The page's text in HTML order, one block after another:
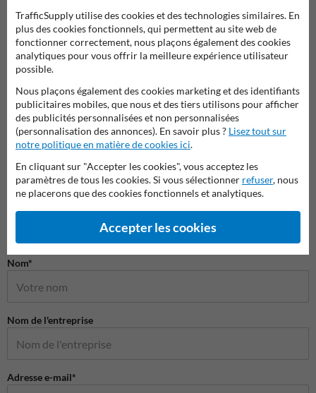
Panneaux combinés
Panneaux d'accès interdit et
propriété privée
Panneaux d'information pour propriétés privées
Poser votre question à Panneausignalisation.be
Nom*
Nom de l'entreprise
Adresse e-mail*
TrafficSupply utilise des cookies et des technologies similaires. En
plus des cookies fonctionnels, qui permettent au site web de
fonctionner correctement, nous plaçons également des cookies
analytiques pour vous offrir la meilleure expérience utilisateur
possible.
Nous plaçons également des cookies marketing et des identifiants
publicitaires mobiles, que nous et des tiers utilisons pour afficher
des publicités personnalisées et non personnalisées
(personnalisation des annonces). En savoir plus ? Lisez tout sur
notre politique en matière de cookies ici.
En cliquant sur "Accepter les cookies", vous acceptez les
paramètres de tous les cookies. Si vous sélectionner refuser, nous
ne placerons que des cookies fonctionnels et analytiques.
Accepter les cookies